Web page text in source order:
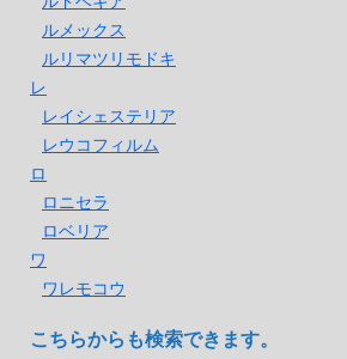
ルメックス
ルリマツリモドキ
レ
レイシェステリア
レウコフィルム
ロ
ロニセラ
ロベリア
ワ
ワレモコウ
こちらからも検索できます。